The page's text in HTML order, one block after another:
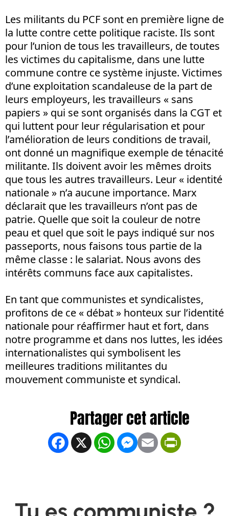
Les militants du PCF sont en première ligne de
la lutte contre cette politique raciste. Ils sont
pour l’union de tous les travailleurs, de toutes
les victimes du capitalisme, dans une lutte
commune contre ce système injuste. Victimes
d’une exploitation scandaleuse de la part de
leurs employeurs, les travailleurs « sans
papiers » qui se sont organisés dans la CGT et
qui luttent pour leur régularisation et pour
l’amélioration de leurs conditions de travail,
ont donné un magnifique exemple de ténacité
militante. Ils doivent avoir les mêmes droits
que tous les autres travailleurs. Leur « identité
nationale » n’a aucune importance. Marx
déclarait que les travailleurs n’ont pas de
patrie. Quelle que soit la couleur de notre
peau et quel que soit le pays indiqué sur nos
passeports, nous faisons tous partie de la
même classe : le salariat. Nous avons des
intérêts communs face aux capitalistes.
En tant que communistes et syndicalistes,
profitons de ce « débat » honteux sur l’identité
nationale pour réaffirmer haut et fort, dans
notre programme et dans nos luttes, les idées
internationalistes qui symbolisent les
meilleures traditions militantes du
mouvement communiste et syndical.
Facebook
X WhatsApp
Messenger
Email